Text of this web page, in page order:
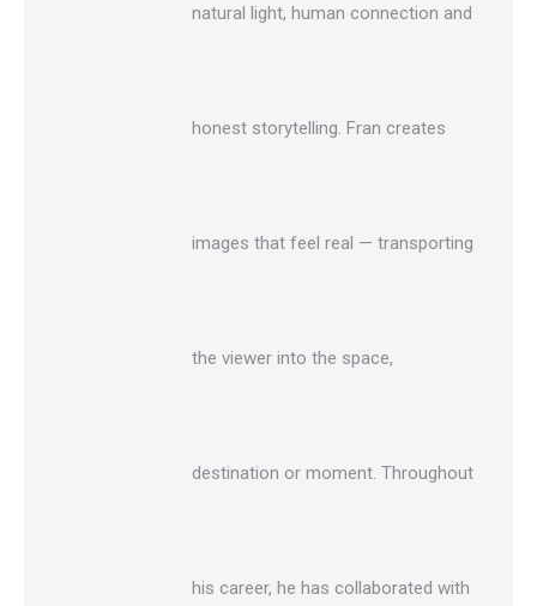
natural light, human connection and
honest storytelling. Fran creates
images that feel real — transporting
the viewer into the space,
destination or moment. Throughout
his career, he has collaborated with